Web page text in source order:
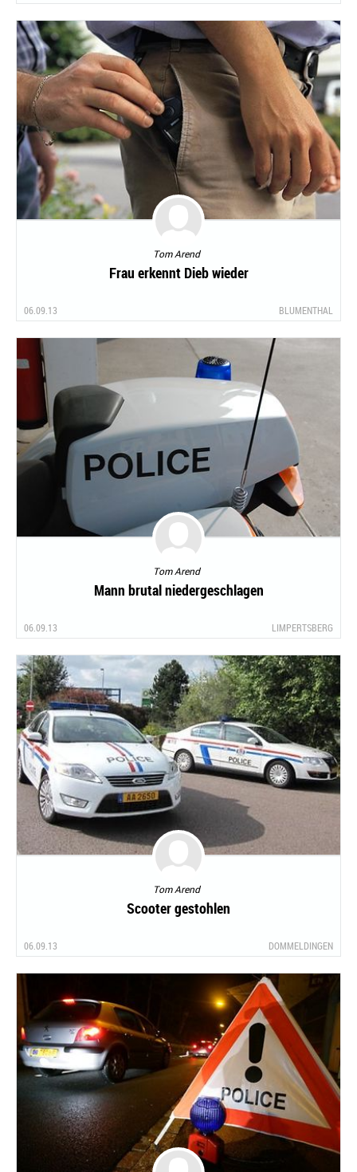
Tom Arend
Frau erkennt Dieb wieder
06.09.13 BLUMENTHAL
Tom Arend
Mann brutal niedergeschlagen
06.09.13 LIMPERTSBERG
Tom Arend
Scooter gestohlen
06.09.13 DOMMELDINGEN